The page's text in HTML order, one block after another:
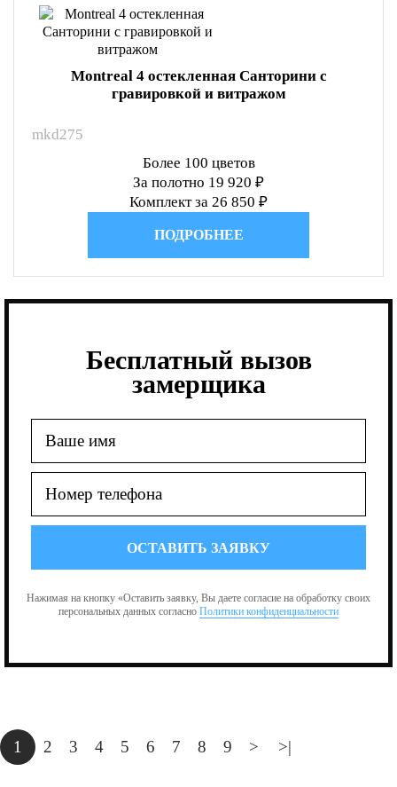
Montreal 4 остекленная Санторини с
гравировкой и витражом
mkd275
Более 100 цветов
За полотно 19 920 ₽
Комплект за 26 850 ₽
ПОДРОБНЕЕ
Бесплатный вызов
замерщика
Нажимая на кнопку «Оставить заявку, Вы даете согласие на обработку своих
персональных данных согласно Политики конфиденциальности
1 2 3 4 5 6 7 8 9 > >|